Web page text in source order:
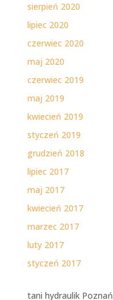
sierpień 2020
lipiec 2020
czerwiec 2020
maj 2020
czerwiec 2019
maj 2019
kwiecień 2019
styczeń 2019
grudzień 2018
lipiec 2017
maj 2017
kwiecień 2017
marzec 2017
luty 2017
styczeń 2017
tani hydraulik Poznań